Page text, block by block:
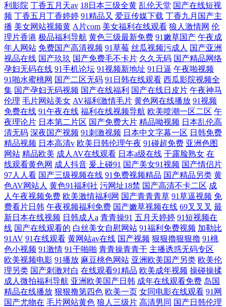
利影院 丁香五月天av 18日本三级全黄 乱伦天堂 国产在线短视
频 丁香五月丁香婷婷 91精品又 爱豆传媒下载 丁香九月国产主
播 美女网站视频黄 A片com 美女福利在线观看 狼人激情网 伦
理片香港 极品福利导航 黄色三级最新免费 91嫩草国产 午夜成
年人网站 免费国产高清视频 91草莓 丝瓜视频污成人 国产亚洲
视品在线 国产玖玖 国产免费毛不卡片 久久无码 国产精品网络
孕妇无码在线 91手机论坛 91视频新地址 91日逼 午夜啪视频
91啪水蜜桃网 国产二区无码 91日韩在线观看 西瓜影院视频全
集 国产孕妇无码视频 国产在线福利 国产在线日皮片 午夜神马
伦理 毛片网站美女 AV福利激情毛片 黄色网在线播放 91视频
免费在线 91午夜在线 福利在线视频导航 欧美喷潮一区二区 午
夜理论片 日本第二片区 国产免费大片 精品呦视频 日本乱伦高
清无码 深夜国产视频 91刺激视频 日本中文字幕一区 日韩免费
精品视频 日本高清v 欧美日韩伦理午夜 91碰超免费 亚洲色图
网站 精品欧美 成人AV在线观看 日本a级在线 干露脸熟女 在
线观看黄色网 成人抖音 爰上碰91 国产美女91视频 国产情侣片
97人人看 国产三级视频在线 91免费视频精品 国产精品另类 黄
色AV网站人 黄色91福利社 污网址18禁 国产高清不卡二区 成
人午夜视频免费 欧美激情福利网 国产青青青草 91草逼视频 免
费看片日韩 午夜视频福利免费 国产嫩草视频在线 69叉叉叉 最
新日本在线视频 日韩成人a 青青操91 五月天婷婷 91短视频在
线 国产在线观看的 白丝美女自慰网站 91福利免费视频 加勒比
91AV 91在线观看 黄网站av在线 国产视频 狠狠擼狠狠擼 91桃
色小视频 91激情 91干啪啪 青青操青青干 主播诱惑无码专区
欧美视频电影 91播放 麻豆桃色网站 亚洲欧美国产另类 欧美伦
理另类 国产刺激对白 在线观看91精品 欧美成年视频 操碰操揉
成人微拍福利导航 亚洲欧美国产日韩 成年在线观看免费 岛国
精品在线播放 狠狠撸第四色 欧美一页 女同电影在线观看 91网
国产尤物在 毛片网站黄色 狼人三级片 高清男同 国产日韩伦理